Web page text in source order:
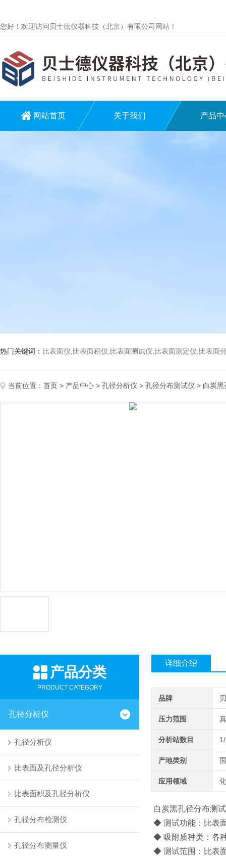
您好！欢迎访问贝士德仪器科技（北京）有限公司网站！
网站首页 关于我们 产品中
热门关键词： 比表面仪,比表面积仪,比表面测试仪,比表面测定仪,比表面分析仪,比表
当前位置： 首页 > 产品中心 > 孔径分析仪 > 孔径分布测试仪 > 白炭黑
产品分类
PRODUCT CATEGORY
孔径分析仪
孔径分析仪
比表面及孔径分析仪
比表面积及孔径分析仪
孔径分布检测仪
孔径分布测量仪
详细介绍
品牌
压力范围
分析站数目
产地类别
应用领域
白炭黑孔径分布测
◆ 测试功能：比表
◆ 吸附质种类：各
◆ 测试范围：比表